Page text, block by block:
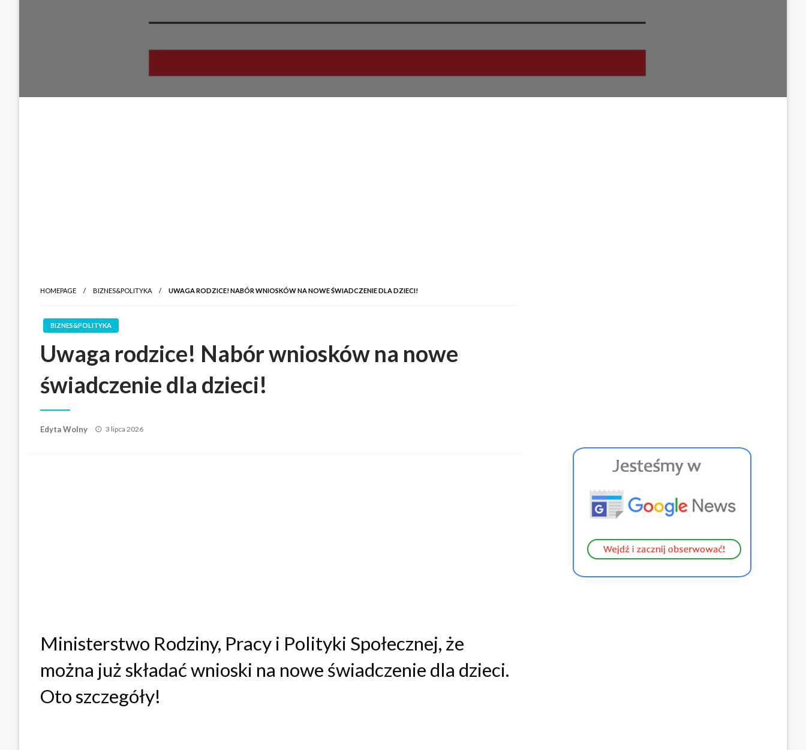
HOMEPAGE BIZNES&POLITYKA UWAGA RODZICE! NABÓR WNIOSKÓW NA NOWE ŚWIADCZENIE DLA DZIECI!
BIZNES&POLITYKA
Uwaga rodzice! Nabór wniosków na nowe
świadczenie dla dzieci!
Edyta Wolny
Posted
3 lipca 2026
Ministerstwo Rodziny, Pracy i Polityki Społecznej, że
można już składać wnioski na nowe świadczenie dla dzieci.
Oto szczegóły!